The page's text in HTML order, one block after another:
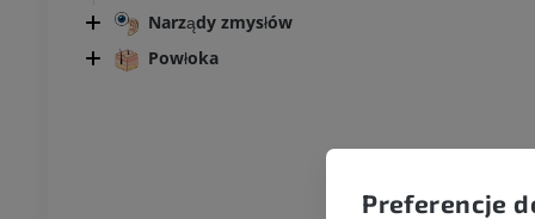
Narządy zmysłów
Powłoka
Preferencje